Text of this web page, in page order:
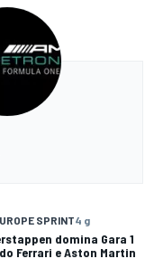
SPRINT4 g
domina Gara 1
Ferrari e Aston Martin